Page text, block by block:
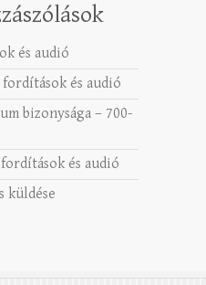
és audió
és audió
bizonysága – 700-
és audió
küldése